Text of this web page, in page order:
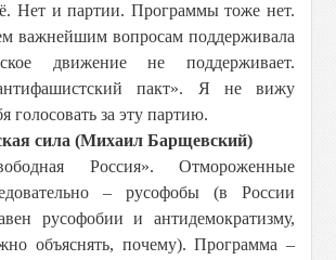
Нет и партии. Программы тоже нет.
важнейшим вопросам поддерживала
движение не поддерживает.
пакт». Я не вижу
голосовать за эту партию.
сила (Михаил Барщевский)
Россия». Отмороженные
– русофобы (в России
русофобии и антидемократизму,
объяснять, почему). Программа –